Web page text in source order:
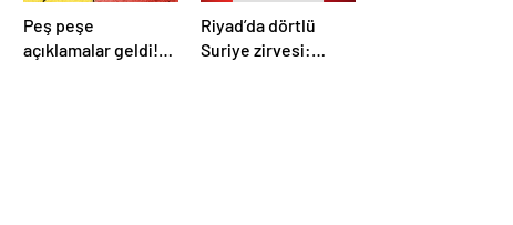
Peş peşe
açıklamalar geldi!
Riyad’da dörtlü
Suriye zirvesi: